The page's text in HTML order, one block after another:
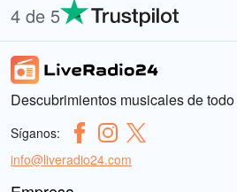
4 de 5
Descubrimientos musicales de
Síganos:
info@liveradio24.com